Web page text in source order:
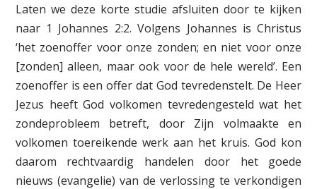
Laten we deze korte studie afsluiten door te kijken
naar 1 Johannes 2:2. Volgens Johannes is Christus
‘het zoenoffer voor onze zonden; en niet voor onze
[zonden] alleen, maar ook voor de hele wereld’. Een
zoenoffer is een offer dat God tevredenstelt. De Heer
Jezus heeft God volkomen tevredengesteld wat het
zondeprobleem betreft, door Zijn volmaakte en
volkomen toereikende werk aan het kruis. God kon
daarom rechtvaardig handelen door het goede
nieuws (evangelie) van de verlossing te verkondigen